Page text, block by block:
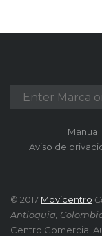
Aviso de
© 2017 Movicentro
Antioquia,
Centro Comercial